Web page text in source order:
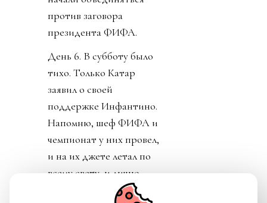
против заговора
президента ФИФА.
День 6. В субботу было
тихо. Только Катар
заявил о своей
поддержке Инфантино.
Напомню, шеф ФИФА и
чемпионат у них провел,
и на их джете летал по
всему свету, и лично
регулярно летал делать